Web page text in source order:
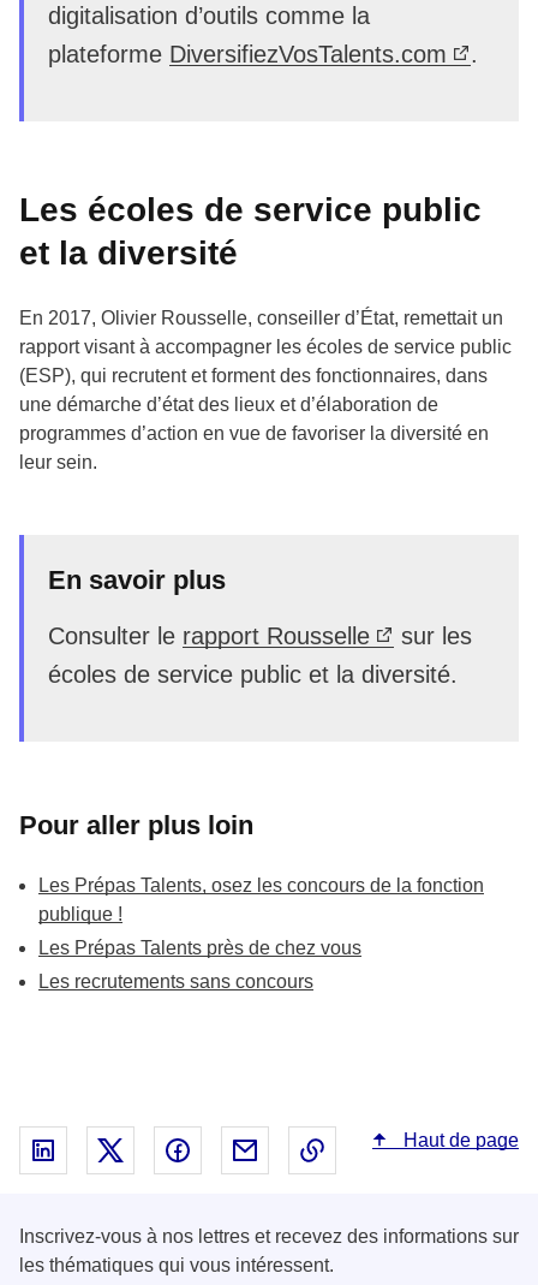
digitalisation d’outils comme la
plateforme DiversifiezVosTalents.com .
Les écoles de service public
et la diversité
En 2017, Olivier Rousselle, conseiller d’État, remettait un
rapport visant à accompagner les écoles de service public
(ESP), qui recrutent et forment des fonctionnaires, dans
une démarche d’état des lieux et d’élaboration de
programmes d’action en vue de favoriser la diversité en
leur sein.
En savoir plus
Consulter le rapport Rousselle
sur les
écoles de service public et la diversité.
Pour aller plus loin
Les Prépas Talents, osez les concours de la fonction
publique !
Les Prépas Talents près de chez vous
Les recrutements sans concours
Partager sur Linked In - nouvelle fenêtre
Partager sur X - nouvelle fenêtre
Partager sur Facebook - nouvelle
Partager par email - nouvelle
Copier le lien dans le
Haut de page
Inscrivez-vous à nos lettres et recevez des informations sur
les thématiques qui vous intéressent.